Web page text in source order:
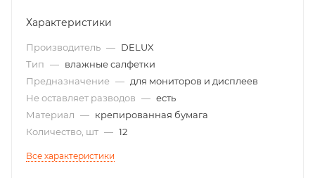
Характеристики
Производитель — DELUX
Тип — влажные салфетки
Предназначение — для мониторов и дисплеев
Не оставляет разводов — есть
Материал — крепированная бумага
Количество, шт — 12
Все характеристики